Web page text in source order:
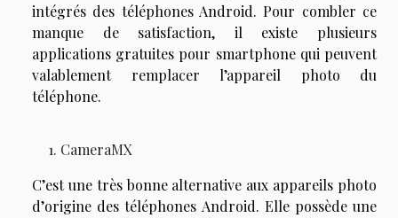
intégrés des téléphones Android. Pour combler ce
manque de satisfaction, il existe plusieurs
applications gratuites pour smartphone qui peuvent
valablement remplacer l’appareil photo du
téléphone.
CameraMX
C’est une très bonne alternative aux appareils photo
d’origine des téléphones Android. Elle possède une